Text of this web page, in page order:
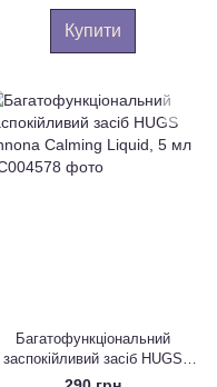
Купити
Багатофункціональний
заспокійливий засіб HUGS
Annona Calming Liquid, 5 мл